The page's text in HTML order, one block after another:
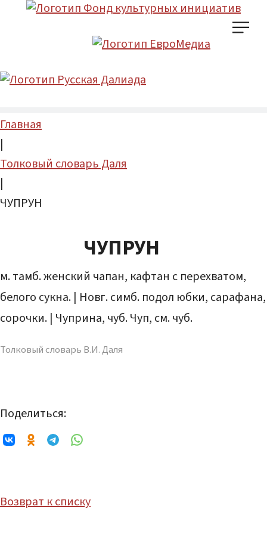
Главная
|
Толковый словарь Даля
|
ЧУПРУН
ЧУПРУН
м. тамб. женский чапан, кафтан с перехватом,
белого сукна. | Новг. симб. подол юбки, сарафана,
сорочки. | Чуприна, чуб. Чуп, см. чуб.
Толковый словарь В.И. Даля
Поделиться:
Возврат к списку